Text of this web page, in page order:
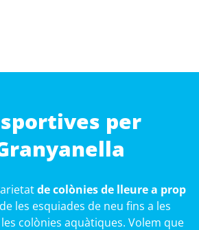
per
de colònies de lleure a prop
les esquiades de neu fins a les
colònies aquàtiques. Volem que